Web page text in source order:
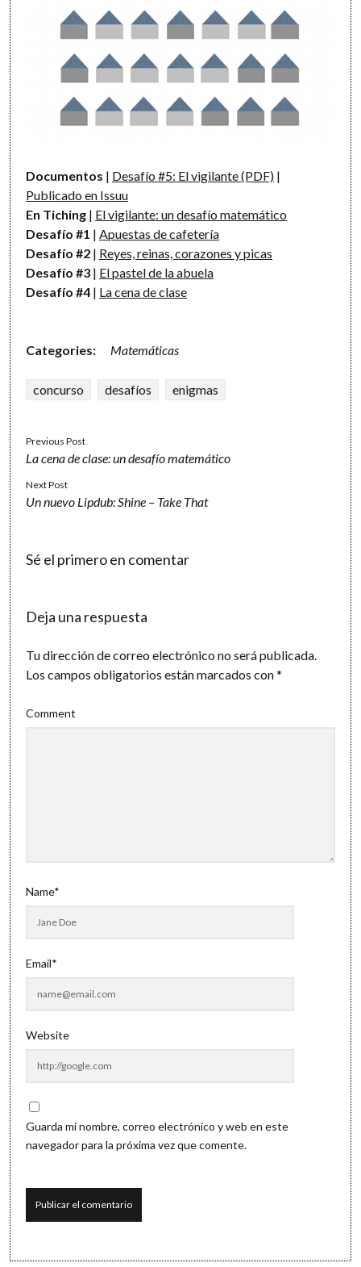
Documentos | Desafío #5: El vigilante (PDF) |
Publicado en Issuu
En Tiching | El vigilante: un desafío matemático
Desafío #1 | Apuestas de cafetería
Desafío #2 | Reyes, reinas, corazones y picas
Desafío #3 | El pastel de la abuela
Desafío #4 | La cena de clase
Categories: Matemáticas
concurso desafíos enigmas
Previous Post
La cena de clase: un desafío matemático
Next Post
Un nuevo Lipdub: Shine – Take That
Sé el primero en comentar
Deja una respuesta
Tu dirección de correo electrónico no será publicada.
Los campos obligatorios están marcados con*
Comment
Name*
Email*
Website
Guarda mi nombre, correo electrónico y web en este
navegador para la próxima vez que comente.